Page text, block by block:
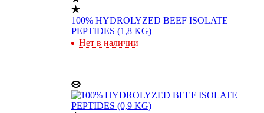
100% HYDROLYZED BEEF ISOLATE
PEPTIDES (1,8 KG)
Нет в наличии